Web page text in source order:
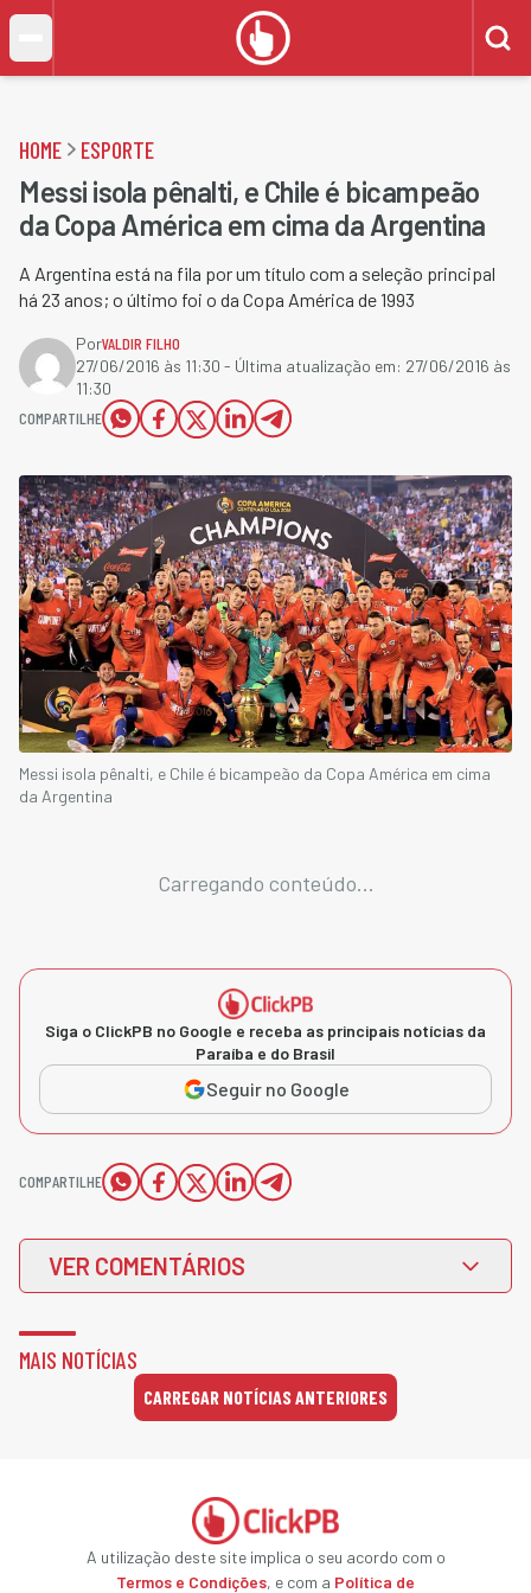
HOME ESPORTE
Messi isola pênalti, e Chile é bicampeão
da Copa América em cima da Argentina
A Argentina está na fila por um título com a seleção principal
há 23 anos; o último foi o da Copa América de 1993
PorVALDIR FILHO
27/06/2016 às 11:30 - Última atualização em: 27/06/2016 às
11:30
COMPARTILHE
Messi isola pênalti, e Chile é bicampeão da Copa América em cima
da Argentina
Carregando conteúdo...
Siga o ClickPB no Google e receba as principais notícias da
Paraíba e do Brasil
Seguir no Google
COMPARTILHE
VER COMENTÁRIOS
MAIS NOTÍCIAS
CARREGAR NOTÍCIAS ANTERIORES
A utilização deste site implica o seu acordo com o
Termos e Condições, e com a Política de